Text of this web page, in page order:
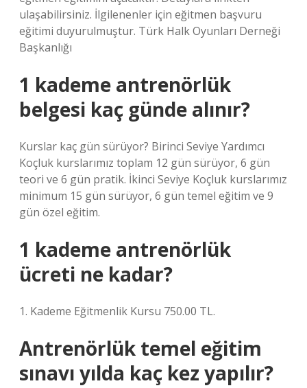
ulaşabilirsiniz. İlgilenenler için eğitmen başvuru
eğitimi duyurulmuştur. Türk Halk Oyunları Derneği
Başkanlığı
1 kademe antrenörlük
belgesi kaç günde alınır?
Kurslar kaç gün sürüyor? Birinci Seviye Yardımcı
Koçluk kurslarımız toplam 12 gün sürüyor, 6 gün
teori ve 6 gün pratik. İkinci Seviye Koçluk kurslarımız
minimum 15 gün sürüyor, 6 gün temel eğitim ve 9
gün özel eğitim.
1 kademe antrenörlük
ücreti ne kadar?
1. Kademe Eğitmenlik Kursu 750.00 TL.
Antrenörlük temel eğitim
sınavı yılda kaç kez yapılır?